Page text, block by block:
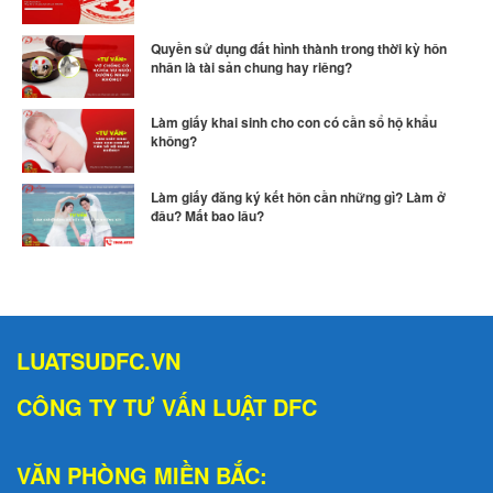
Quyền sử dụng đất hình thành trong thời kỳ hôn
nhân là tài sản chung hay riêng?
Làm giấy khai sinh cho con có cần sổ hộ khẩu
không?
Làm giấy đăng ký kết hôn cần những gì? Làm ở
đâu? Mất bao lâu?
LUATSUDFC.VN
CÔNG TY TƯ VẤN LUẬT DFC
VĂN PHÒNG MIỀN BẮC: